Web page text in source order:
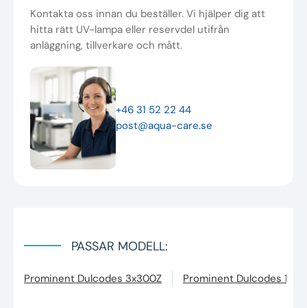
Kontakta oss innan du beställer. Vi hjälper dig att
hitta rätt UV-lampa eller reservdel utifrån
anläggning, tillverkare och mått.
+46 31 52 22 44
post@aqua-care.se
PASSAR MODELL:
Prominent Dulcodes 3x300Z Prominent Dulcodes